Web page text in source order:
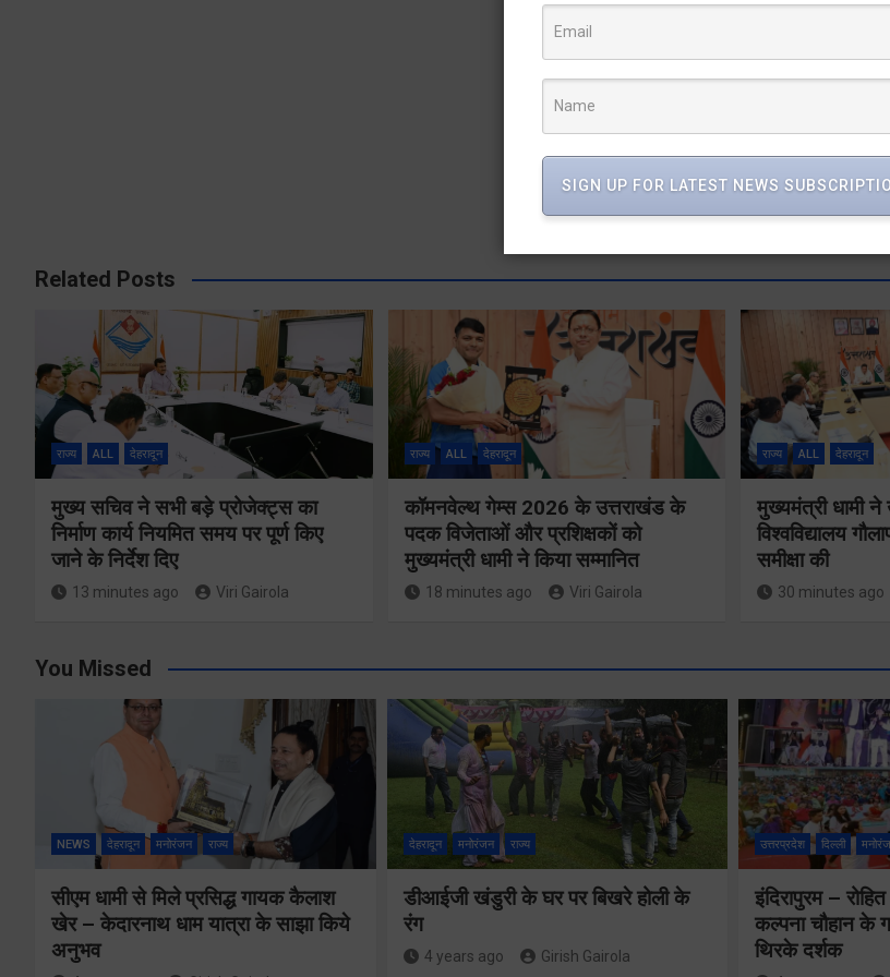
Related Posts
राज्य ALL देहरादून
मुख्य सचिव ने सभी बड़े प्रोजेक्ट्स का
निर्माण कार्य नियमित समय पर पूर्ण किए
जाने के निर्देश दिए
13 minutes ago Viri Gairola
राज्य ALL देहरादून
कॉमनवेल्थ गेम्स 2026 के उत्तराखंड के
पदक विजेताओं और प्रशिक्षकों को
मुख्यमंत्री धामी ने किया सम्मानित
18 minutes ago Viri Gairola
राज्य ALL देहरादून
मुख्यमंत्री धामी ने
विश्वविद्यालय
समीक्षा की
30 minutes ago
You Missed
NEWS देहरादून मनोरंजन राज्य
सीएम धामी से मिले प्रसिद्ध गायक कैलाश
खेर – केदारनाथ धाम यात्रा के साझा किये
अनुभव
देहरादून मनोरंजन राज्य
डीआईजी खंडुरी के घर पर बिखरे होली के
रंग
4 years ago Girish Gairola
उत्तरप्रदेश दिल्ली
इंदिरापुरम –
कल्पना चौहान के
थिरके दर्शक
मतदाता सुनवाई में
लापरवाही बर्दाश्त
नहीं, आयोग के
निर्देशों का शत-
प्रतिशत पालन
SIGN UP FOR LATEST NEWS